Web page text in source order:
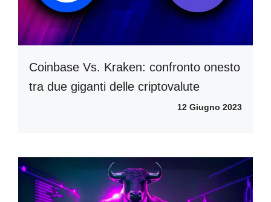
Coinbase Vs. Kraken: confronto onesto
tra due giganti delle criptovalute
12 Giugno 2023